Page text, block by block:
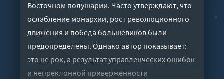
Восточном полушарии. Часто утверждают, что
ослабление монархии, рост революционного
движения и победа большевиков были
предопределены. Однако автор показывает:
это не рок, а результат управленческих ошибок
и непреклонной приверженности